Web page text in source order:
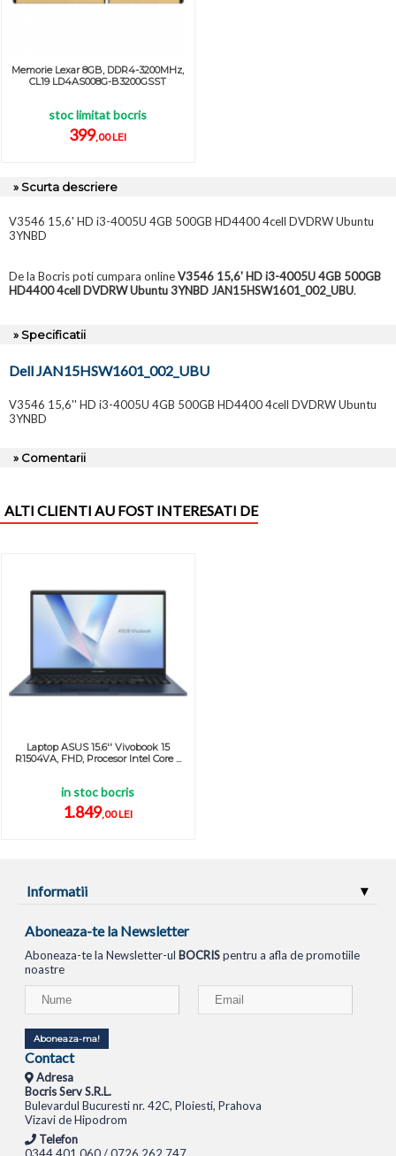
Memorie Lexar 8GB, DDR4-3200MHz,
CL19 LD4AS008G-B3200GSST
stoc limitat bocris
399,00 LEI
» Scurta descriere
V3546 15,6' HD i3-4005U 4GB 500GB HD4400 4cell DVDRW Ubuntu
3YNBD
De la Bocris poti cumpara onlineV3546 15,6' HD i3-4005U 4GB 500GB
HD4400 4cell DVDRW Ubuntu 3YNBD JAN15HSW1601_002_UBU.
» Specificatii
Dell JAN15HSW1601_002_UBU
V3546 15,6'' HD i3-4005U 4GB 500GB HD4400 4cell DVDRW Ubuntu
3YNBD
» Comentarii
ALTI CLIENTI AU FOST INTERESATI DE
Laptop ASUS 15.6'' Vivobook 15
R1504VA, FHD, Procesor Intel Core ...
in stoc bocris
1.849,00 LEI
Informatii
Aboneaza-te la Newsletter
Aboneaza-te la Newsletter-ul BOCRISpentru a afla de promotiile
noastre
Aboneaza-ma!
Contact
Adresa
Bocris Serv S.R.L.
Bulevardul Bucuresti nr. 42C, Ploiesti, Prahova
Vizavi de Hipodrom
Telefon
0344.401.060 / 0726.262.747